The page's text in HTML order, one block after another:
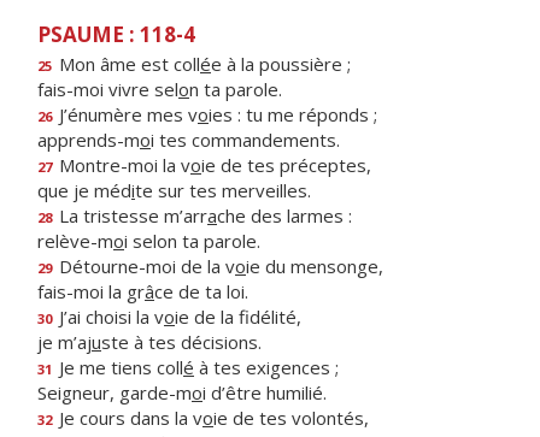
PSAUME : 118-4
25 Mon âme est collée à la poussière ;
fais-moi vivre selon ta parole.
26 J’énumère mes voies : tu me réponds ;
apprends-moi tes commandements.
27 Montre-moi la voie de tes préceptes,
que je médite sur tes merveilles.
28 La tristesse m’arrache des larmes :
relève-moi selon ta parole.
29 Détourne-moi de la voie du mensonge,
fais-moi la grâce de ta loi.
30 J’ai choisi la voie de la fidélité,
je m’ajuste à tes décisions.
31 Je me tiens collé à tes exigences ;
Seigneur, garde-moi d’être humilié.
32 Je cours dans la voie de tes volontés,